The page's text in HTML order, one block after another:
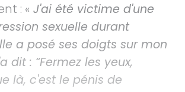
: « J'ai été victime d'une
sexuelle durant
a posé ses doigts sur mon
dit : “Fermez les yeux,
là, c'est le pénis de